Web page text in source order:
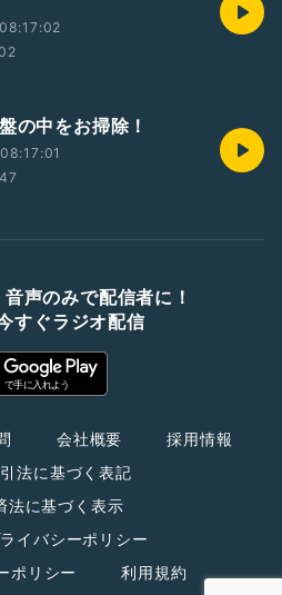
の中をお掃除！
声のみで配信者に！
すぐラジオ配信
会社概要
採用情報
法に基づく表記
法に基づく表示
イバシーポリシー
ポリシー
利用規約